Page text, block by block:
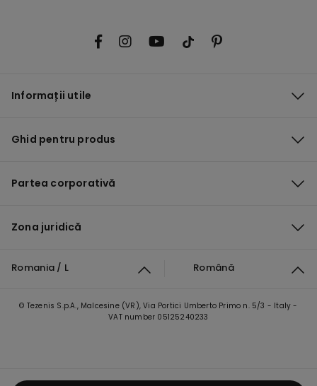
Informații utile
Ghid pentru produs
Partea corporativă
Zona juridică
Romania / L Română
© Tezenis S.p.A., Malcesine (VR), Via Portici Umberto Primo n. 5/3 - Italy -
VAT number 05125240233